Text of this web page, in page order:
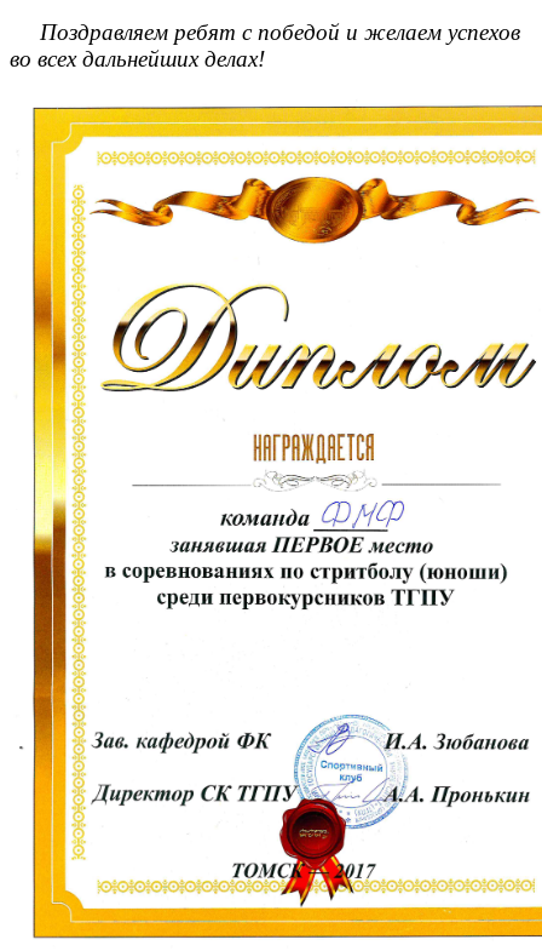
Поздравляем ребят с победой и желаем успехов
во всех дальнейших делах!